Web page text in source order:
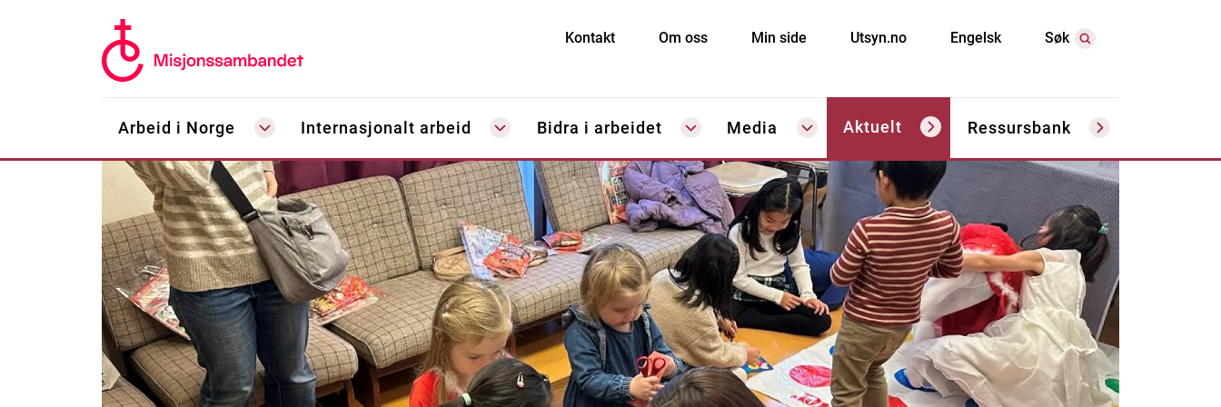
Kontakt Om oss Min side Utsyn.no Engelsk Søk
Arbeid i Norge Internasjonalt arbeid Bidra i arbeidet Media Aktuelt Ressursbank